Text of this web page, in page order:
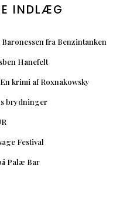
INDLÆG
fra Benzintanken
Hanefelt
krimi af Roxnakowsky
brydninger
Festival
Palæ Bar